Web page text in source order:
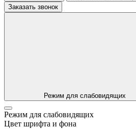
Заказать звонок
Режим для слабовидящих
Режим для слабовидящих
Цвет шрифта и фона